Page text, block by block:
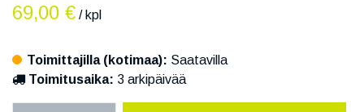
69,00 € / kpl
Toimittajilla (kotimaa): Saatavilla
Toimitusaika: 3 arkipäivää